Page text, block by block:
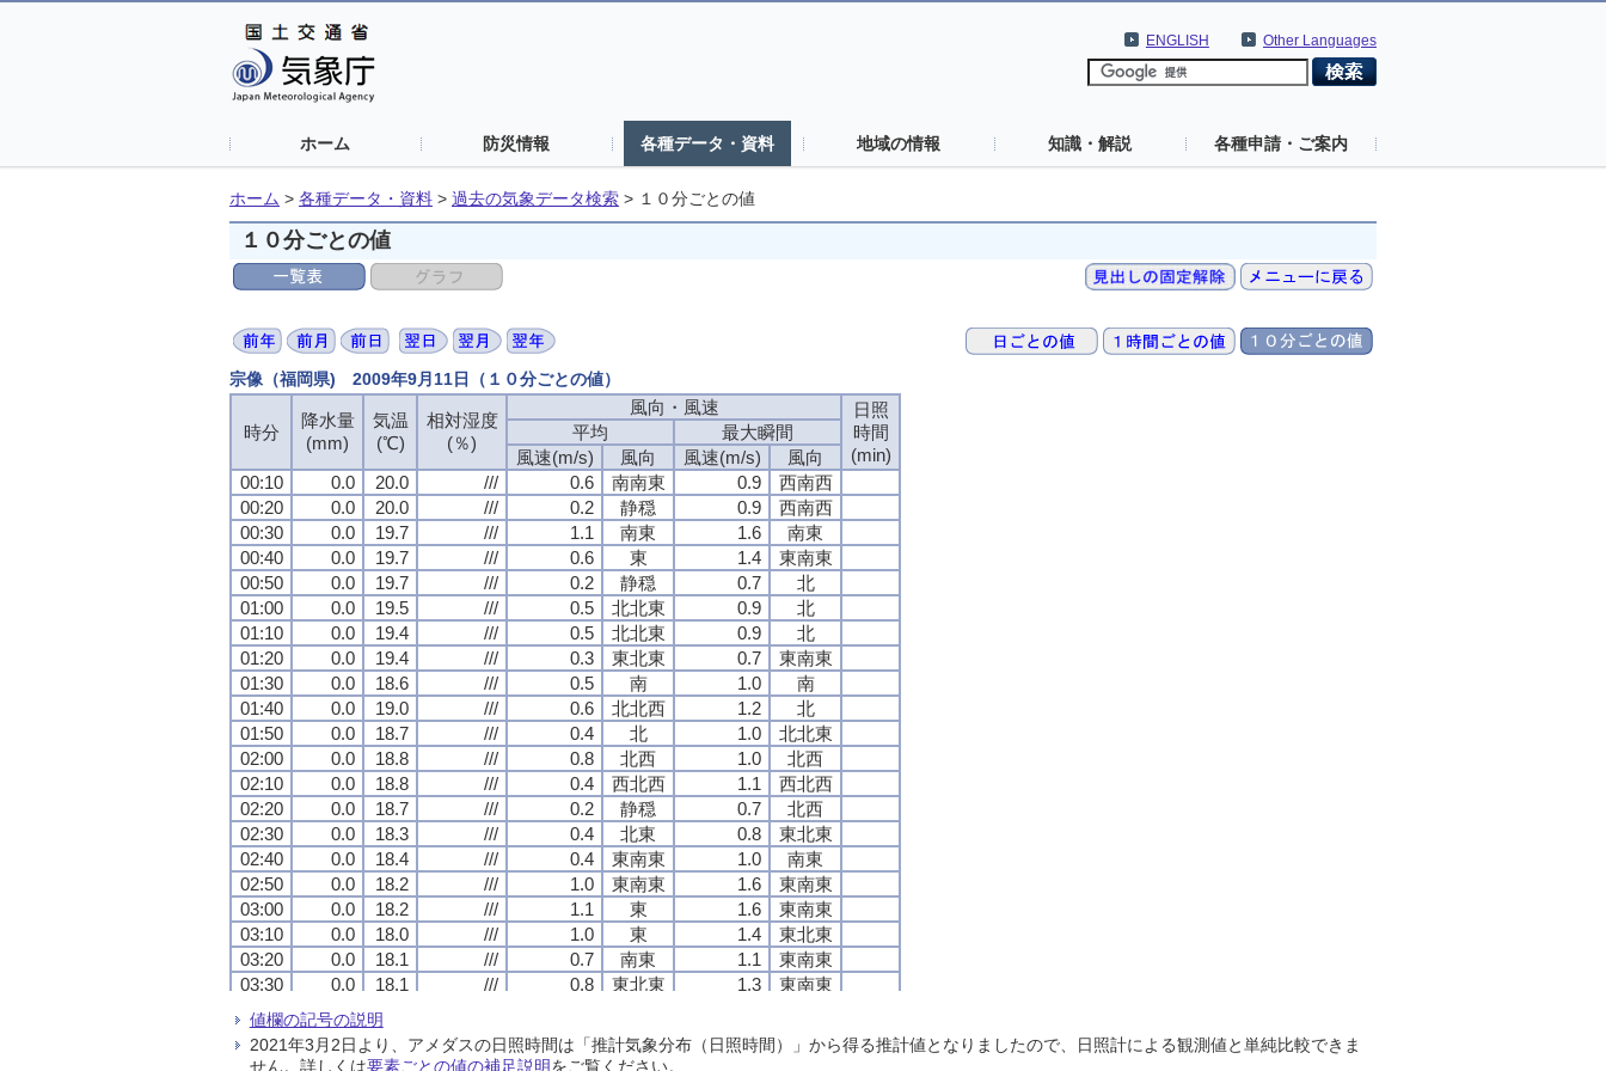
Other Languages
ENGLISH
ホーム 防災情報 各種データ・資料 地域の情報 知識・解説 各種申請・ご案内
ホーム > 各種データ・資料 > 過去の気象データ検索 > １０分ごとの値
１０分ごとの値
宗像（福岡県) 2009年9月11日（１０分ごとの値）
時分
降水量
(mm)
気温
(℃)
相対湿度
(％)
風向・風速
日照
時間
(min)
平均
最大瞬間
風速(m/s)
風向 風速(m/s)
風向
00:10
0.0 20.0 /// 0.6 南南東 0.9
西南西
00:20
0.0 20.0 /// 0.2 静穏 0.9
西南西
00:30
0.0 19.7 /// 1.1 南東 1.6
南東
00:40
0.0 19.7 /// 0.6 東 1.4
東南東
00:50
0.0 19.7 /// 0.2 静穏 0.7
北
01:00
0.0 19.5 /// 0.5 北北東 0.9
北
01:10
0.0 19.4 /// 0.5 北北東 0.9
北
01:20
0.0 19.4 /// 0.3 東北東 0.7
東南東
01:30
0.0 18.6 /// 0.5 南 1.0
南
01:40
0.0 19.0 /// 0.6 北北西 1.2
北
01:50
0.0 18.7 /// 0.4 北 1.0
北北東
02:00
0.0 18.8 /// 0.8 北西 1.0
北西
02:10
0.0 18.8 /// 0.4 西北西 1.1
西北西
02:20
0.0 18.7 /// 0.2 静穏 0.7
北西
02:30
0.0 18.3 /// 0.4 北東 0.8
東北東
02:40
0.0 18.4 /// 0.4 東南東 1.0
南東
02:50
0.0 18.2 /// 1.0 東南東 1.6
東南東
03:00
0.0 18.2 /// 1.1 東 1.6
東南東
03:10
0.0 18.0 /// 1.0 東 1.4
東北東
03:20
0.0 18.1 /// 0.7 南東 1.1
東南東
03:30
0.0 18.1 /// 0.8 東北東 1.3
東南東
03:40
0.0 18.2
03:50
0.0 17.9 /// 0.7 西北西 1.2
北西
04:00
0.0 18.1 /// 0.5 西 1.1 西北西
時分
降水量
(mm)
気温
(℃)
相対湿度
(％)
風向・風速
日照
時間
(min)
平均
最大瞬間
風速(m/s)
風向 風速(m/s)
風向
00:10
0.0 20.0 /// 0.6 南南東 0.9
西南西
00:20
0.0 20.0 /// 0.2 静穏 0.9
西南西
00:30
0.0 19.7 /// 1.1 南東 1.6
南東
00:40
0.0 19.7 /// 0.6 東 1.4
東南東
00:50
0.0 19.7 /// 0.2 静穏 0.7
北
01:00
0.0 19.5 /// 0.5 北北東 0.9
北
01:10
0.0 19.4 /// 0.5 北北東 0.9
北
01:20
0.0 19.4 /// 0.3 東北東 0.7
東南東
01:30
0.0 18.6 /// 0.5 南 1.0
南
01:40
0.0 19.0 /// 0.6 北北西 1.2
北
01:50
0.0 18.7 /// 0.4 北 1.0
北北東
02:00
0.0 18.8 /// 0.8 北西 1.0
北西
02:10
0.0 18.8 /// 0.4 西北西 1.1
西北西
02:20
0.0 18.7 /// 0.2 静穏 0.7
北西
02:30
0.0 18.3 /// 0.4 北東 0.8
東北東
02:40
0.0 18.4 /// 0.4 東南東 1.0
南東
02:50
0.0 18.2 /// 1.0 東南東 1.6
東南東
03:00
0.0 18.2 /// 1.1 東 1.6
東南東
03:10
0.0 18.0 /// 1.0 東 1.4
東北東
03:20
0.0 18.1 /// 0.7 南東 1.1
東南東
03:30
0.0 18.1 /// 0.8 東北東 1.3
東南東
03:40
0.0 18.2
03:50
0.0 17.9 /// 0.7 西北西 1.2
北西
04:00
0.0 18.1 /// 0.5 西 1.1 西北西
時分
降水量
(mm)
気温
(℃)
相対湿度
(％)
風向・風速
日照
時間
(min)
平均
最大瞬間
風速(m/s)
風向 風速(m/s)
風向
00:10
0.0 20.0 /// 0.6 南南東 0.9
西南西
00:20
0.0 20.0 /// 0.2 静穏 0.9
西南西
00:30
0.0 19.7 /// 1.1 南東 1.6
南東
00:40
0.0 19.7 /// 0.6 東 1.4
東南東
00:50
0.0 19.7 /// 0.2 静穏 0.7
北
01:00
0.0 19.5 /// 0.5 北北東 0.9
北
01:10
0.0 19.4 /// 0.5 北北東 0.9
北
01:20
0.0 19.4 /// 0.3 東北東 0.7
東南東
01:30
0.0 18.6 /// 0.5 南 1.0
南
01:40
0.0 19.0 /// 0.6 北北西 1.2
北
01:50
0.0 18.7 /// 0.4 北 1.0
北北東
02:00
0.0 18.8 /// 0.8 北西 1.0
北西
02:10
0.0 18.8 /// 0.4 西北西 1.1
西北西
02:20
0.0 18.7 /// 0.2 静穏 0.7
北西
02:30
0.0 18.3 /// 0.4 北東 0.8
東北東
02:40
0.0 18.4 /// 0.4 東南東 1.0
南東
02:50
0.0 18.2 /// 1.0 東南東 1.6
東南東
03:00
0.0 18.2 /// 1.1 東 1.6
東南東
03:10
0.0 18.0 /// 1.0 東 1.4
東北東
03:20
0.0 18.1 /// 0.7 南東 1.1
東南東
03:30
0.0 18.1 /// 0.8 東北東 1.3
東南東
03:40
0.0 18.2
03:50
0.0 17.9 /// 0.7 西北西 1.2
北西
04:00
0.0 18.1 /// 0.5 西 1.1 西北西
時分
降水量
(mm)
気温
(℃)
相対湿度
(％)
風向・風速
日照
時間
(min)
平均
最大瞬間
風速(m/s)
風向 風速(m/s)
風向
00:10
0.0 20.0 /// 0.6 南南東 0.9
西南西
00:20
0.0 20.0 /// 0.2 静穏 0.9
西南西
00:30
0.0 19.7 /// 1.1 南東 1.6
南東
00:40
0.0 19.7 /// 0.6 東 1.4
東南東
00:50
0.0 19.7 /// 0.2 静穏 0.7
北
01:00
0.0 19.5 /// 0.5 北北東 0.9
北
01:10
0.0 19.4 /// 0.5 北北東 0.9
北
01:20
0.0 19.4 /// 0.3 東北東 0.7
東南東
01:30
0.0 18.6 /// 0.5 南 1.0
南
01:40
0.0 19.0 /// 0.6 北北西 1.2
北
01:50
0.0 18.7 /// 0.4 北 1.0
北北東
02:00
0.0 18.8 /// 0.8 北西 1.0
北西
02:10
0.0 18.8 /// 0.4 西北西 1.1
西北西
02:20
0.0 18.7 /// 0.2 静穏 0.7
北西
02:30
0.0 18.3 /// 0.4 北東 0.8
東北東
02:40
0.0 18.4 /// 0.4 東南東 1.0
南東
02:50
0.0 18.2 /// 1.0 東南東 1.6
東南東
03:00
0.0 18.2 /// 1.1 東 1.6
東南東
03:10
0.0 18.0 /// 1.0 東 1.4
東北東
03:20
0.0 18.1 /// 0.7 南東 1.1
東南東
03:30
0.0 18.1 /// 0.8 東北東 1.3
東南東
03:40
0.0 18.2
03:50
0.0 17.9 /// 0.7 西北西 1.2
北西
04:00
0.0 18.1 /// 0.5 西 1.1 西北西
値欄の記号の説明
2021年3月2日より、アメダスの日照時間は「推計気象分布（日照時間）」から得る推計値となりましたので、日照計による観測値と単純比較できま
せん。詳しくは要素ごとの値の補足説明をご覧ください。